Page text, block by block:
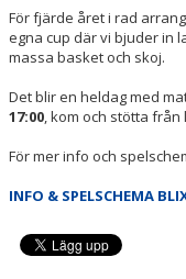
För fjärde året i rad
egna cup där vi bjuder in
massa basket och skoj.
Det blir en heldag med
17:00 , kom och stötta
För mer info och
INFO & SPELSCHEMA